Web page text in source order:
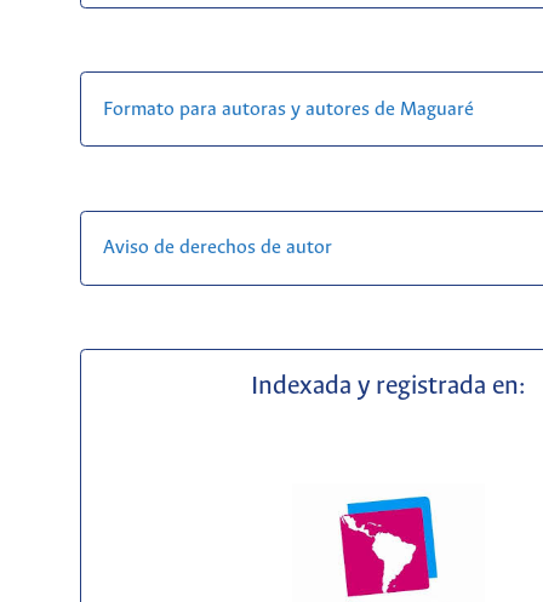
Formato para autoras y autores de Maguaré
Aviso de derechos de autor
Indexada y registrada en: